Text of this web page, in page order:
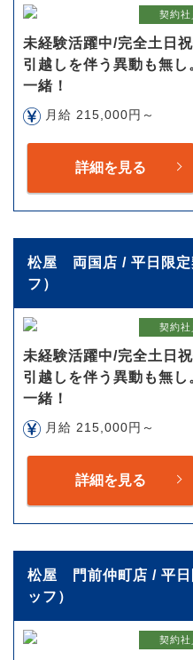
契約社
未経験活躍中/完全土日
引越しを伴う異動も無
一緒！
月給 215,000円～
詳細を見る
松屋 両国店 / 平日限定
フ）
契約社
未経験活躍中/完全土日
引越しを伴う異動も無
一緒！
月給 215,000円～
詳細を見る
松屋 門前仲町店 / 平日
ッフ）
契約社